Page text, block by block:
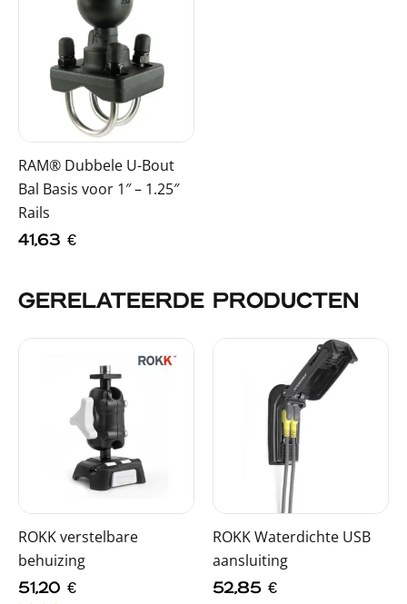
RAM® Dubbele U-Bout
Bal Basis voor 1″ – 1.25″
Rails
41,63 €
GERELATEERDE PRODUCTEN
ROKK verstelbare
behuizing
51,20 €
ROKK Waterdichte USB
aansluiting
52,85 €